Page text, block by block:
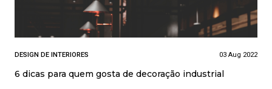
DESIGN DE INTERIORES 03 Aug 2022
6 dicas para quem gosta de decoração industrial